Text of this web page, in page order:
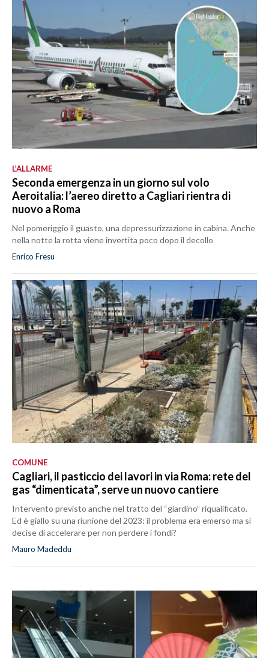
L’ALLARME
Seconda emergenza in un giorno sul volo
Aeroitalia: l’aereo diretto a Cagliari rientra di
nuovo a Roma
Nel pomeriggio il guasto, una depressurizzazione in cabina. Anche
nella notte la rotta viene invertita poco dopo il decollo
Enrico Fresu
COMUNE
Cagliari, il pasticcio dei lavori in via Roma: rete del
gas “dimenticata”, serve un nuovo cantiere
Intervento previsto anche nel tratto del “giardino” riqualificato.
Ed è giallo su una riunione del 2023: il problema era emerso ma si
decise di accelerare per non perdere i fondi?
Mauro Madeddu